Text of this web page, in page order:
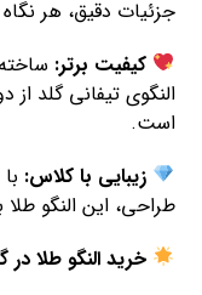
جزئیات دقیق، هر
کیفیت برتر:
النگوی تیفانی گلد از
است.
زیبایی با کلاس:
طراحی، این النگو
خرید النگو طلا در